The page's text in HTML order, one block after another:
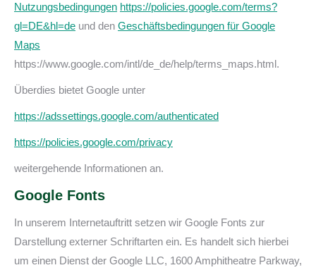
Nutzungsbedingungen https://policies.google.com/terms?
gl=DE&hl=de und den Geschäftsbedingungen für Google
Maps
https://www.google.com/intl/de_de/help/terms_maps.html.
Überdies bietet Google unter
https://adssettings.google.com/authenticated
https://policies.google.com/privacy
weitergehende Informationen an.
Google Fonts
In unserem Internetauftritt setzen wir Google Fonts zur
Darstellung externer Schriftarten ein. Es handelt sich hierbei
um einen Dienst der Google LLC, 1600 Amphitheatre Parkway,